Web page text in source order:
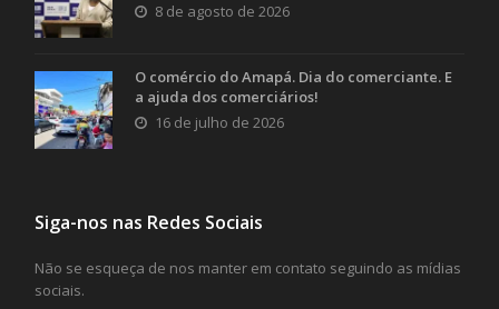
8 de agosto de 2026
O comércio do Amapá. Dia do comerciante. E
a ajuda dos comerciários!
16 de julho de 2026
Siga-nos nas Redes Sociais
Não se esqueça de nos manter em contato seguindo as mídias
sociais.